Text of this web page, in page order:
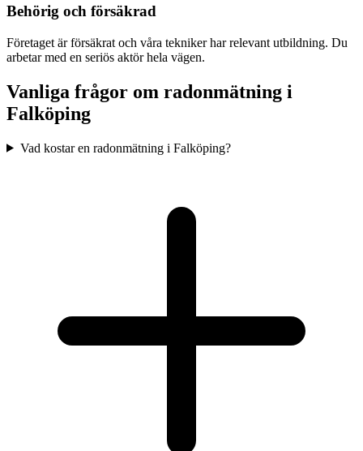
Behörig och försäkrad
Företaget är försäkrat och våra tekniker har relevant utbildning. Du
arbetar med en seriös aktör hela vägen.
Vanliga frågor om radonmätning i
Falköping
Vad kostar en radonmätning i Falköping?